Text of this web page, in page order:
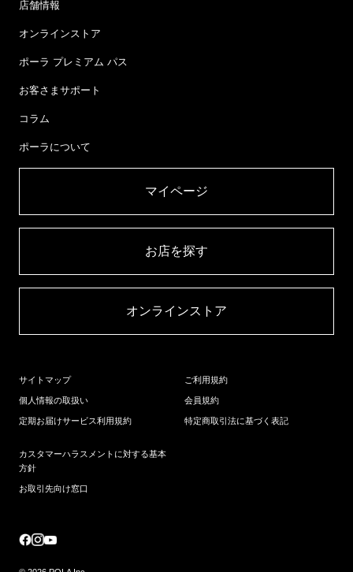
店舗情報
オンラインストア
ポーラ プレミアム パス
お客さまサポート
コラム
ポーラについて
マイページ​
お店を探す​
オンラインストア​
サイトマップ
個人情報の取扱い
定期お届けサービス利用規約
ご利用規約
会員規約
特定商取引法に基づく表記
カスタマーハラスメントに対する基本
方針
お取引先向け窓口